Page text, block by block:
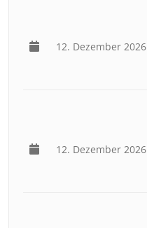
12. Dezember 2026
12. Dezember 2026